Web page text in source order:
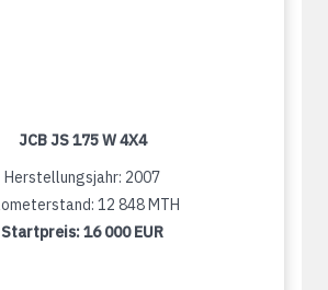
JCB JS 175 W 4X4
Herstellungsjahr: 2007
12 848 MTH
Startpreis:16 000 EUR